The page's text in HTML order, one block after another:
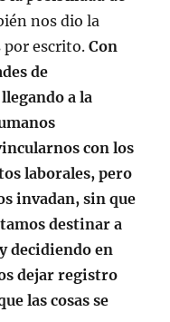
nos dio la
por escrito.Con
de
a la
con los
laborales, pero
invadan, sin que
destinar a
decidiendo en
dejar registro
las cosas se